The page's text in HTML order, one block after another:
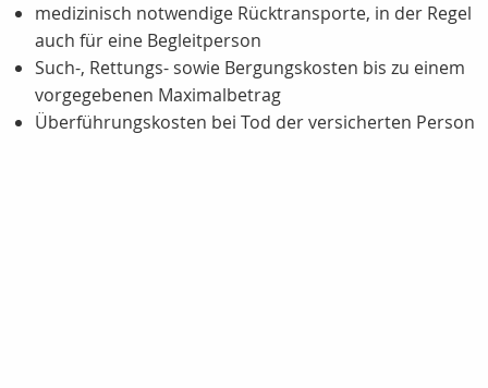
medizinisch notwendige Rücktransporte, in der Regel
auch für eine Begleitperson
Such-, Rettungs- sowie Bergungskosten bis zu einem
vorgegebenen Maximalbetrag
Überführungskosten bei Tod der versicherten Person